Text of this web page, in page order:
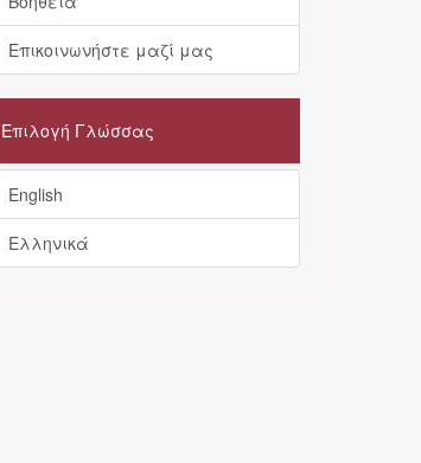
Επικοινωνήστε μαζί μας
Επιλογή Γλώσσας
English
Ελληνικά